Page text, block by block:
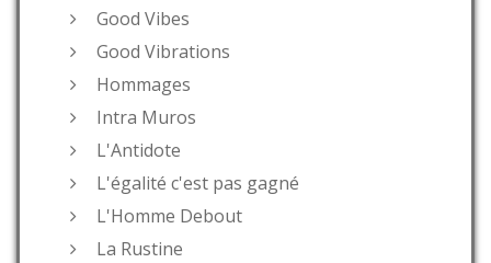
Good Vibes
Good Vibrations
Hommages
Intra Muros
L'Antidote
L'égalité c'est pas gagné
L'Homme Debout
La Rustine